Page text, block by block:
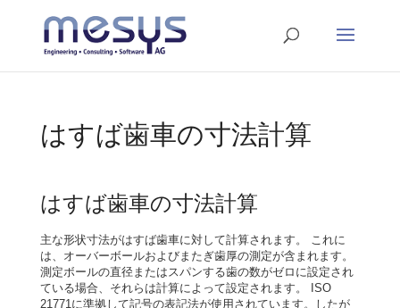
はすば歯車の寸法計算